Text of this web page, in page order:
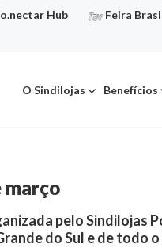
Hub Feira
O Sindilojas Benefícios
março
pelo
do Sul e de todo